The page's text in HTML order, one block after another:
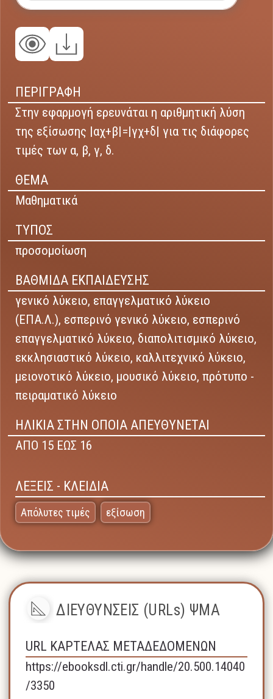
ΠΕΡΙΓΡΑΦΗ
Στην εφαρμογή ερευνάται η αριθμητική λύση
της εξίσωσης |αχ+β|=|γχ+δ| για τις διάφορες
τιμές των α, β, γ, δ.
ΘΕΜΑ
Μαθηματικά
ΤΥΠΟΣ
προσομοίωση
ΒΑΘΜΙΔΑ ΕΚΠΑΙΔΕΥΣΗΣ
γενικό λύκειο, επαγγελματικό λύκειο
(ΕΠΑ.Λ.), εσπερινό γενικό λύκειο, εσπερινό
επαγγελματικό λύκειο, διαπολιτισμικό λύκειο,
εκκλησιαστικό λύκειο, καλλιτεχνικό λύκειο,
μειονοτικό λύκειο, μουσικό λύκειο,πρότυπο -
πειραματικό λύκειο
ΗΛΙΚΙΑ ΣΤΗΝ ΟΠΟΙΑ ΑΠΕΥΘΥΝΕΤΑΙ
ΑΠΟ 15 ΕΩΣ 16
ΛΕΞΕΙΣ - ΚΛΕΙΔΙΑ
Απόλυτες τιμές εξίσωση
ΔΙΕΥΘΥΝΣΕΙΣ (URLs) ΨΜΑ
URL ΚΑΡΤΕΛΑΣ ΜΕΤΑΔΕΔΟΜΕΝΩΝ
https://ebooksdl.cti.gr/handle/20.500.14040
/3350